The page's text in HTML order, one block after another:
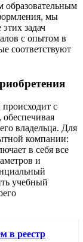
образовательным
мы
задач
с опытом в
соответствуют
с
владельца. Для
компании:
в себя все
и
учебный
в реестр